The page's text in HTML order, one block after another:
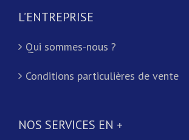
L’ENTREPRISE
Qui sommes-nous ?
Conditions particulières de vente
NOS SERVICES EN +